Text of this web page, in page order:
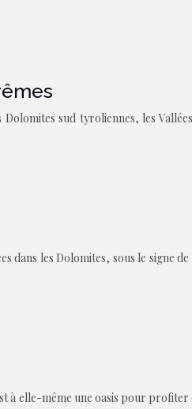
sud tyroliennes, les
dans les Dolomites, sous le
elle-même une oasis pour